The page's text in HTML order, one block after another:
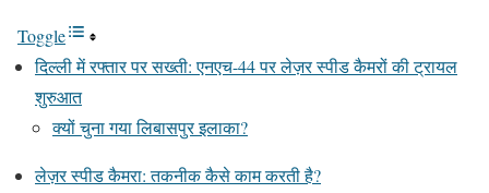
Toggle
दिल्ली में रफ्तार पर सख्ती: एनएच-44 पर लेज़र स्पीड कैमरों की ट्रायल
शुरुआत
क्यों चुना गया लिबासपुर इलाका?
लेज़र स्पीड कैमरा: तकनीक कैसे काम करती है?